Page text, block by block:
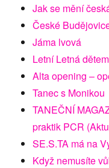
Jak se mění
České
Jáma lvová
Letní Letná dětem
Alta opening –
Tanec s Monikou
TANEČNÍ
praktik PCR
SE.S.TA má na
Když nemusíte